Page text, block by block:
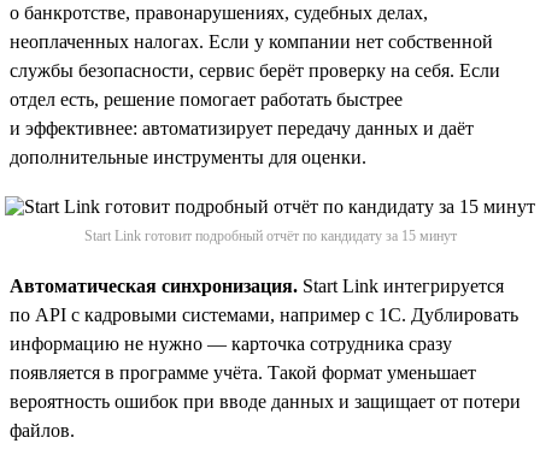
о банкротстве, правонарушениях, судебных делах,
неоплаченных налогах. Если у компании нет собственной
службы безопасности, сервис берёт проверку на себя. Если
отдел есть, решение помогает работать быстрее
и эффективнее: автоматизирует передачу данных и даёт
дополнительные инструменты для оценки.
Start Link готовит подробный отчёт по кандидату за 15 минут
Автоматическая синхронизация. Start Link интегрируется
по API с кадровыми системами, например с 1С. Дублировать
информацию не нужно — карточка сотрудника сразу
появляется в программе учёта. Такой формат уменьшает
вероятность ошибок при вводе данных и защищает от потери
файлов.